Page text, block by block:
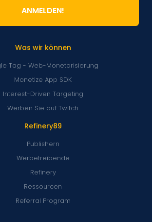
Refinery89
Publishern
Werbetreibende
Refinery
Ressourcen
Referral Program
Was wir können
Tag - Web-Monetarisierung
Monetize App SDK
Interest-Driven Targeting
Werben Sie auf Twitch
ANMELDEN!